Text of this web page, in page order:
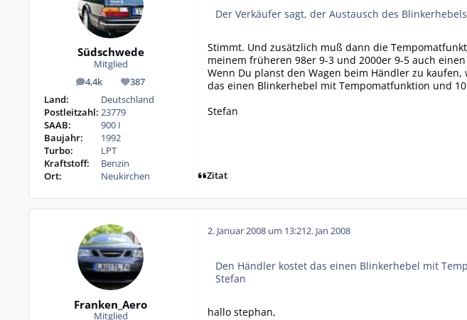
Südschwede
Mitglied
4,4k
Beiträge 387
Reputation
Land:
Deutschland
Postleitzahl: 23779
SAAB:
900 I
Baujahr:
1992
Turbo:
LPT
Kraftstoff:
Benzin
Ort:
Neukirchen
Der Verkäufer sagt, der Austausch des
Stimmt. Und zusätzlich muß dann die
meinem früheren 98er 9-3 und 2000er 9-5 auch
Wenn Du planst den Wagen beim Händler zu
das einen Blinkerhebel mit Tempomatfunktion und
Stefan
Zitat
Franken_Aero
Mitglied
2. Januar 2008 um 13:212. Jan 2008
Den Händler kostet das einen Blinkerhebel mit
Stefan
hallo stephan,